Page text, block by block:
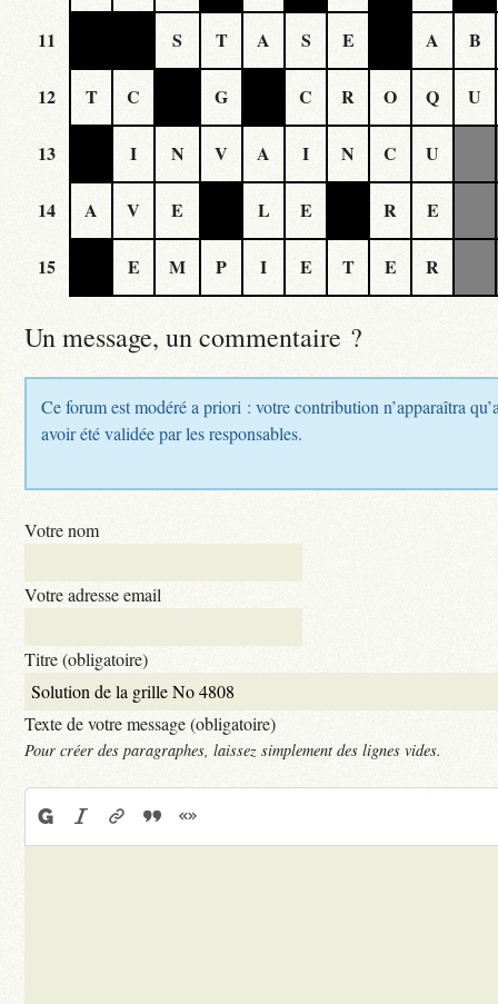
11 S T A S E A B
12 T C G C R O Q U
13 I N V A I N C U
14 A V E L E R E
15 E M P I E T E R
Un message, un commentaire ?
Ce forum est modéré a priori : votre contribution n’apparaîtra
avoir été validée par les responsables.
Votre nom
Votre adresse email
Titre (obligatoire)
Texte de votre message (obligatoire)
Pour créer des paragraphes, laissez simplement des lignes vides.